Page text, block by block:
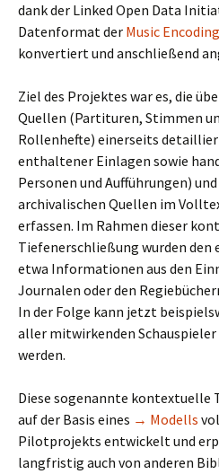
dank der Linked Open Data
Datenformat der Music
konvertiert und anschließend
Ziel des Projektes war es, die
Quellen (Partituren, Stimmen
Rollenhefte) einerseits
enthaltener Einlagen sowie
Personen und Aufführungen)
archivalischen Quellen im
erfassen. Im Rahmen dieser
Tiefenerschließung wurden den
etwa Informationen aus den
Journalen oder den
In der Folge kann jetzt
aller mitwirkenden
werden.
Diese sogenannte kontextuelle
auf der Basis eines → Modells
Pilotprojekts entwickelt und
langfristig auch von anderen